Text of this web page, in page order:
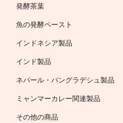
発酵茶葉
魚の発酵ペースト
インドネシア製品
インド製品
ネパール・バングラデシュ製品
ミャンマーカレー関連製品
その他の商品